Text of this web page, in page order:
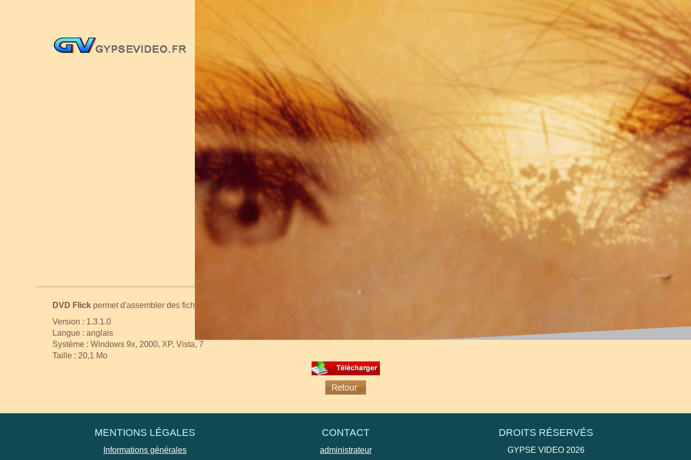
DVD Flick permet d'assembler des fichiers vidéo, d'ajouter une bande audio, de créer des DVD avec menus, chapitres et sous-titres.
Version : 1.3.1.0
Langue : anglais
Système : Windows 9x, 2000, XP, Vista, 7
Taille : 20,1 Mo
MENTIONS LÉGALES
Informations générales
CONTACT
administrateur
DROITS RÉSERVÉS
GYPSE VIDEO 2026